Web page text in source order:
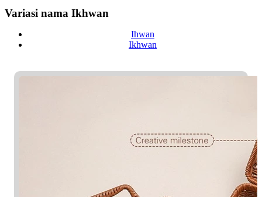
Variasi nama Ikhwan
Ihwan
Ikhwan